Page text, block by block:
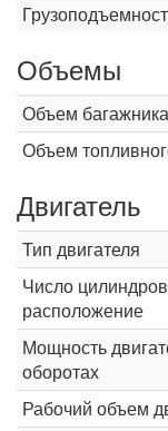
Объемы
Объем багажника
Объем
Двигатель
Тип двигателя
Число
расположение
Мощность
оборотах
Рабочий объем